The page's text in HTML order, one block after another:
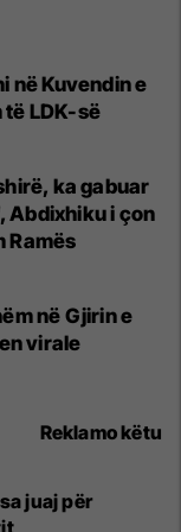
në Kuvendin e
LDK-së
ka gabuar
Abdixhiku i çon
Ramës
në Gjirin e
virale
Reklamo këtu
juaj për